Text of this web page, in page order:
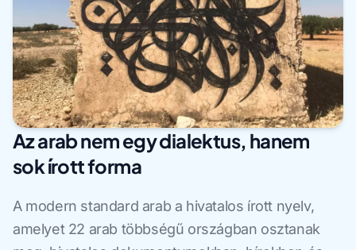
Az arab nem egy dialektus, hanem
sok írott forma
A modern standard arab a hivatalos írott nyelv,
amelyet 22 arab többségű országban osztanak